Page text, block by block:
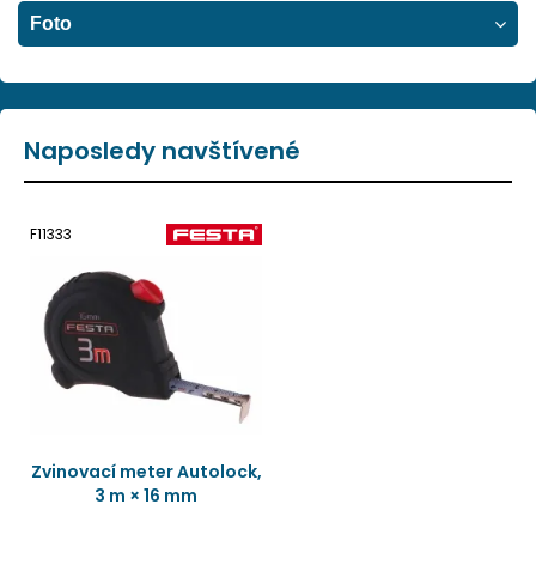
Foto
Naposledy navštívené
F11333
Zvinovací meter Autolock,
3 m × 16 mm